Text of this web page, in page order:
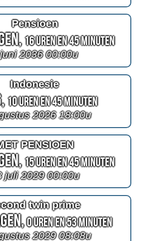
Pensioen
16 Uren en 45 Minuten
2036 00:00u
Indonesie
10 Uren en 45 Minuten
2026 18:00u
PENSIOEN
15 Uren en 45 Minuten
juli 2029 00:00u
twin prime
0 Uren en 53 Minuten
2029 08:08u